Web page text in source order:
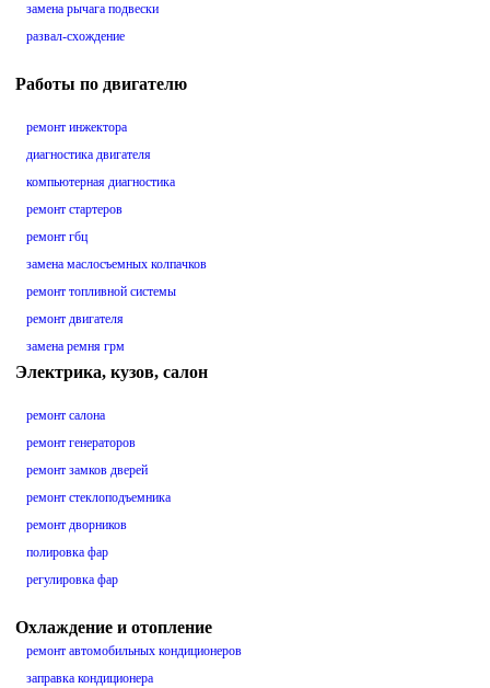
замена рычага подвески
развал-схождение
Работы по двигателю
ремонт инжектора
диагностика двигателя
компьютерная диагностика
ремонт стартеров
ремонт гбц
замена маслосъемных колпачков
ремонт топливной системы
ремонт двигателя
замена ремня грм
Электрика, кузов, салон
ремонт салона
ремонт генераторов
ремонт замков дверей
ремонт стеклоподъемника
ремонт дворников
полировка фар
регулировка фар
Охлаждение и отопление
ремонт автомобильных кондиционеров
заправка кондиционера